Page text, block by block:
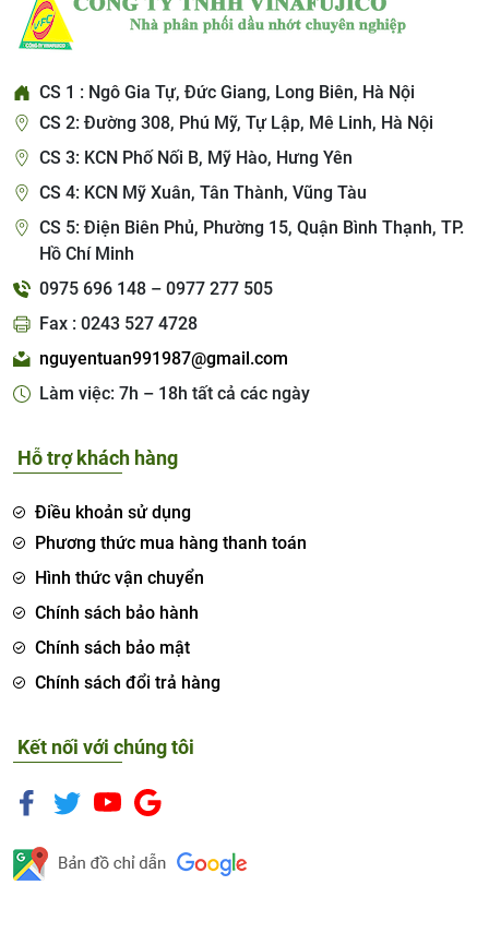
CS 1 : Ngô Gia Tự, Đức Giang, Long Biên, Hà Nội
CS 2: Đường 308, Phú Mỹ, Tự Lập, Mê Linh, Hà Nội
CS 3: KCN Phố Nối B, Mỹ Hào, Hưng Yên
CS 4: KCN Mỹ Xuân, Tân Thành, Vũng Tàu
CS 5: Điện Biên Phủ, Phường 15, Quận Bình Thạnh, TP.
Hồ Chí Minh
0975 696 148 – 0977 277 505
Fax : 0243 527 4728
nguyentuan991987@gmail.com
Làm việc: 7h – 18h tất cả các ngày
Hỗ trợ khách hàng
Điều khoản sử dụng
Phương thức mua hàng thanh toán
Hình thức vận chuyển
Chính sách bảo hành
Chính sách bảo mật
Chính sách đổi trả hàng
Kết nối với chúng tôi